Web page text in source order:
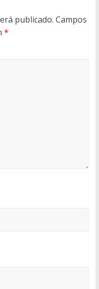
publicado. Campos
*